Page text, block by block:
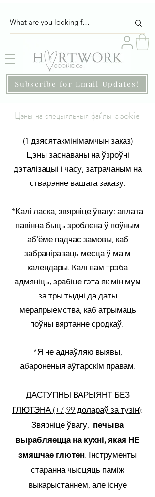
Subscribe for Email Updates!
Цэны на спецыяльныя файлы cookie
(1 дзясятакмінімамчын заказ)
​Цэны заснаваны на ўзроўні
дэталізацыі і часу, затрачаным на
стварэнне вашага заказу.
*Калі ласка, звярніце ўвагу: аплата
павінна быць зроблена ў поўным
аб'ёме падчас замовы, каб
забраніраваць месца ў маім
календары. Калі вам трэба
адмяніць, зрабіце гэта як мінімум
за тры тыдні да даты
мерапрыемства, каб атрымаць
поўны вяртанне сродкаў.
*Я не аднаўляю выявы,
абароненыя аўтарскім правам.
ДАСТУПНЫ ВАРЫЯНТ БЕЗ
ГЛЮТЭНА (+7,99 долараў за тузін):
Звярніце ўвагу, печыва
вырабляецца на кухні, якая НЕ
змяшчае глютен. Інструменты
старанна чысцяць паміж
выкарыстаннем, але існуе